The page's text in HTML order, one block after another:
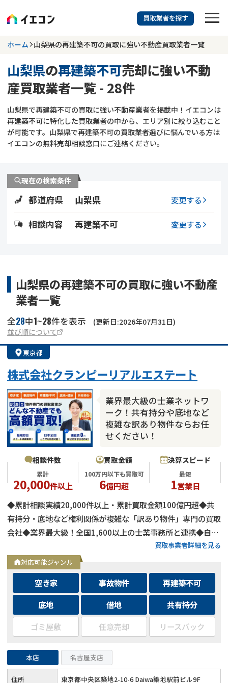
訳あり物件に強い業者を探す
山梨県 再建築不可
更新日 :2026年07月31日
業者を探す
空き家
再建築不可 底地
ゴミ屋敷
リースバック
不動産コラム
不動産売却 再建築不可物件
訳あり不動産
土地売却
借地 不動産リースバック
任意売却
アンケート調査
ホーム 山梨県の再建築不可の買取に強い不動産買取業者一覧
山梨県の再建築不可売却に強い不動
産買取業者一覧 - 28件
山梨県で再建築不可の買取に強い不動産業者を掲載中！イエコンは
再建築不可に特化した買取業者の中から、エリア別に絞り込むこと
が可能です。山梨県で再建築不可の買取業者選びに悩んでいる方は
イエコンの無料売却相談窓口にご連絡ください。
現在の検索条件
都道府県 山梨県 変更する
相談内容 再建築不可 変更する
山梨県の再建築不可の買取に強い不動産
業者一覧
全28中1~28件を表示
(更新日:2026年07月31日)
並び順について
東京都
株式会社クランピーリアルエステート
業界最大級の士業ネットワ
ーク！共有持分や底地など
複雑な訳あり物件ならお任
せください！
相談件数
累計
20,000件以上
買取金額
100万円以下も買取可
6億円超
決算スピード
最短
1営業日
◆累計相談実績20,000件以上・累計買取金額100億円超◆共
有持分・底地など権利関係が複雑な「訳あり物件」専門の買取
会社◆業界最大級！全国1,600以上の士業事務所と連携◆自己
資金による買取のため、融資審査を待たず最短即日で決済可能
◆士業事務所や大手不動産会社からの相談実績も多数
買取事業者詳細を見る
対応可能ジャンル
空き家 事故物件
再建築不可
底地
借地
共有持分
ゴミ屋敷
任意売却 リースバック
本店 名古屋支店
住所 東京都中央区築地2-10-6 Daiwa築地駅前ビル9F